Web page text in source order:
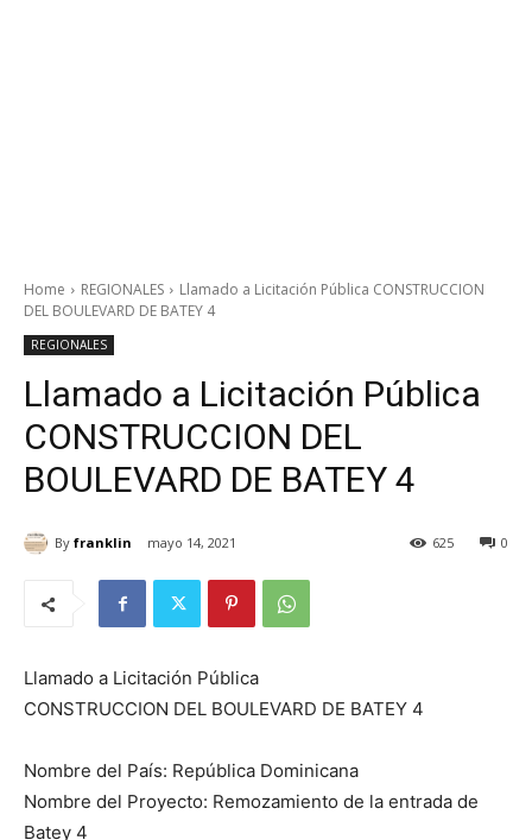
Home REGIONALES
Llamado a Licitación Pública CONSTRUCCION
DEL BOULEVARD DE BATEY 4
REGIONALES
Llamado a Licitación Pública
CONSTRUCCION DEL
BOULEVARD DE BATEY 4
By franklin mayo 14, 2021 0
625
Llamado a Licitación Pública
CONSTRUCCION DEL BOULEVARD DE BATEY 4
Nombre del País: República Dominicana
Nombre del Proyecto: Remozamiento de la entrada de
Batey 4